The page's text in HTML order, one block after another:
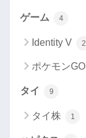
ゲーム 4
Identity V 2
ポケモンGO
タイ 9
タイ株 1